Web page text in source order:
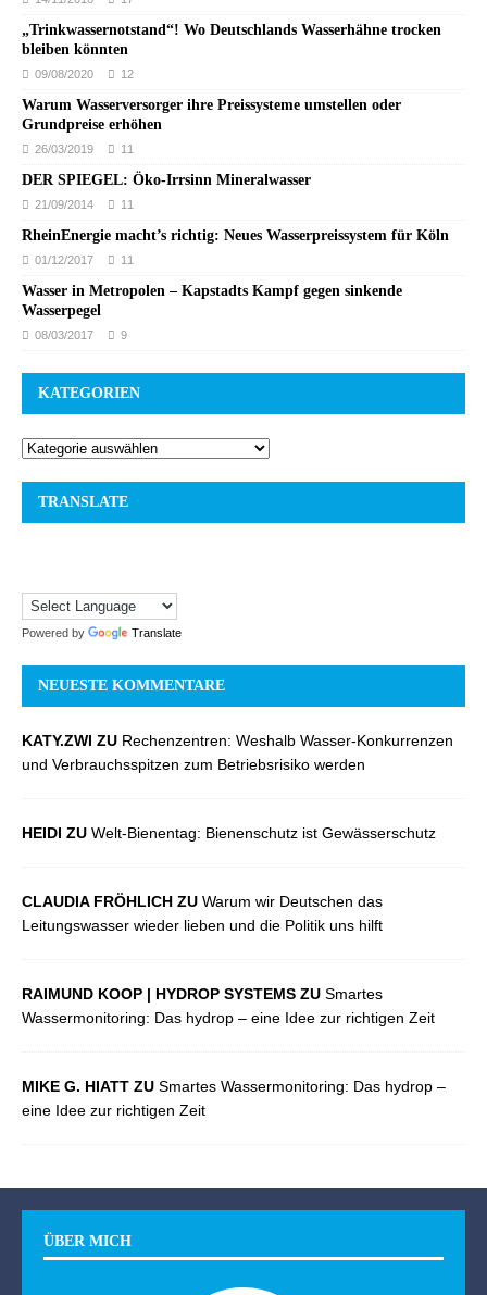
„Trinkwassernotstand“! Wo Deutschlands Wasserhähne trocken
bleiben könnten
09/08/2020 12
Warum Wasserversorger ihre Preissysteme umstellen oder
Grundpreise erhöhen
26/03/2019 11
DER SPIEGEL: Öko-Irrsinn Mineralwasser
21/09/2014 11
RheinEnergie macht’s richtig: Neues Wasserpreissystem für Köln
01/12/2017 11
Wasser in Metropolen – Kapstadts Kampf gegen sinkende
Wasserpegel
08/03/2017 9
KATEGORIEN
TRANSLATE
Powered by Translate
NEUESTE KOMMENTARE
KATY.ZWI ZU Rechenzentren: Weshalb Wasser-Konkurrenzen
und Verbrauchsspitzen zum Betriebsrisiko werden
HEIDI ZU Welt-Bienentag: Bienenschutz ist Gewässerschutz
CLAUDIA FRÖHLICH ZU Warum wir Deutschen das
Leitungswasser wieder lieben und die Politik uns hilft
RAIMUND KOOP | HYDROP SYSTEMS ZU Smartes
Wassermonitoring: Das hydrop – eine Idee zur richtigen Zeit
MIKE G. HIATT ZU Smartes Wassermonitoring: Das hydrop –
eine Idee zur richtigen Zeit
ÜBER MICH